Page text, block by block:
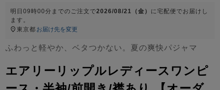
すべてのキッ
パジャマ
き
り
明日09時00分 までのご注文で2026/08/21（金） に宅配便 でお届けし
ます。
東京都 お届け先を変更
ふわっと軽やか、ベタつかない。夏の爽快パジャマ
エアリーリップルレディースワンピ